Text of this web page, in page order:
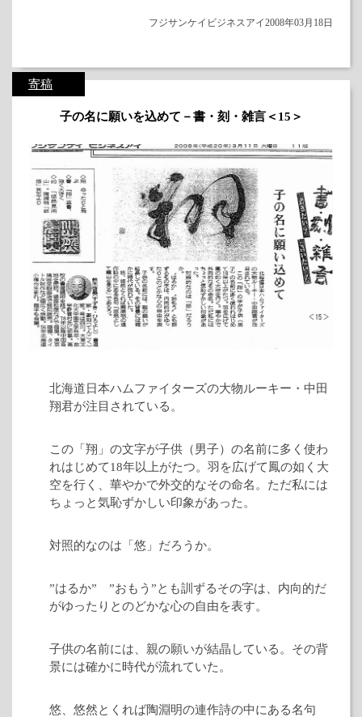
フジサンケイビジネスアイ2008年03月18日
寄稿
子の名に願いを込めて－書・刻・雑言＜15＞
北海道日本ハムファイターズの大物ルーキー・中田
翔君が注目されている。
この「翔」の文字が子供（男子）の名前に多く使わ
れはじめて18年以上がたつ。羽を広げて鳳の如く大
空を行く、華やかで外交的なその命名。ただ私には
ちょっと気恥ずかしい印象があった。
対照的なのは「悠」だろうか。
”はるか” ”おもう”とも訓ずるその字は、内向的だ
がゆったりとのどかな心の自由を表す。
子供の名前には、親の願いが結晶している。その背
景には確かに時代が流れていた。
悠、悠然とくれば陶淵明の連作詩の中にある名句